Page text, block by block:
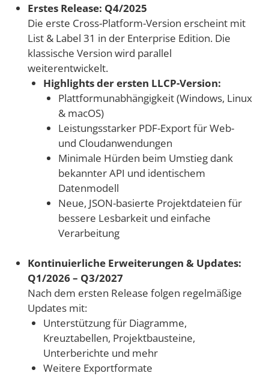
Erstes Release: Q4/2025
Die erste Cross-Platform-Version erscheint mit
List & Label 31 in der Enterprise Edition. Die
klassische Version wird parallel
weiterentwickelt.
Highlights der ersten LLCP-Version:
Plattformunabhängigkeit (Windows, Linux
& macOS)
Leistungsstarker PDF-Export für Web-
und Cloudanwendungen
Minimale Hürden beim Umstieg dank
bekannter API und identischem
Datenmodell
Neue, JSON-basierte Projektdateien für
bessere Lesbarkeit und einfache
Verarbeitung
Kontinuierliche Erweiterungen & Updates:
Q1/2026 – Q3/2027
Nach dem ersten Release folgen regelmäßige
Updates mit:
Unterstützung für Diagramme,
Kreuztabellen, Projektbausteine,
Unterberichte und mehr
Weitere Exportformate